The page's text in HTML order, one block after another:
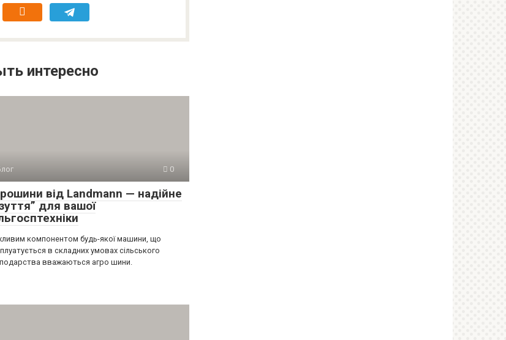
интересно
0
від Landmann — надійне
для вашої
компонентом будь-якої машини, що
в складних умовах сільського
вважаються агро шини.